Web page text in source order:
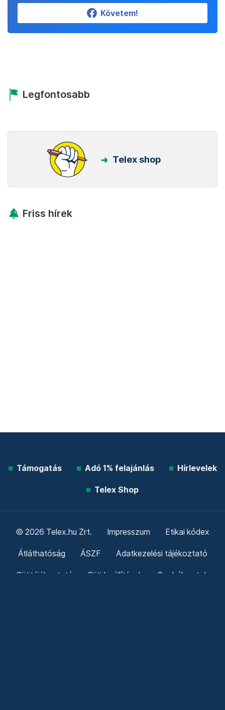
Követem!
Legfontosabb
Telex shop
Friss hírek
Támogatás Adó 1% felajánlás Hírlevelek
Telex Shop
© 2026 Telex.hu Zrt. Impresszum Etikai kódex
Átláthatóság ÁSZF Adatkezelési tájékoztató
Sütitájékoztató Süti beállítások Szabályzatok